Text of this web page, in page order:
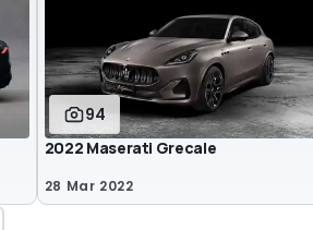
94
2022 Maserati Grecale
28 Mar 2022